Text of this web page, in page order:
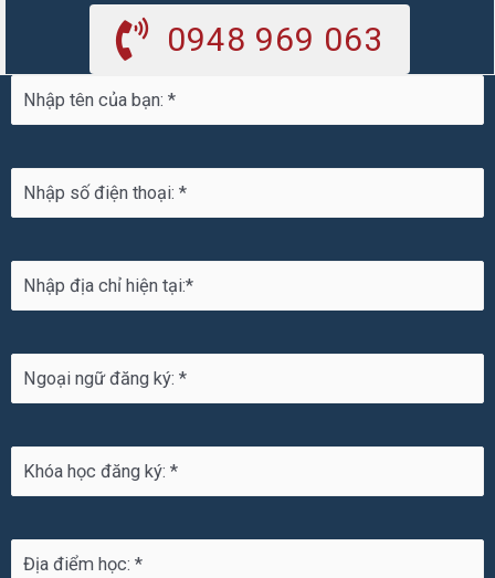
0948 969 063